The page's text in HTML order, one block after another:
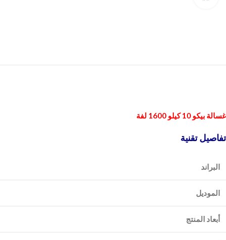
غسالة بيكو 10 كيلو 1600 لفة
تفاصيل تقنية
البراند
الموديل
أبعاد المنتج